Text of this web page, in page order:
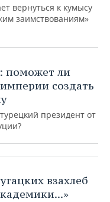
вернуться к кумысу
заимствованиям»
поможет ли
создать
президент от
в
взахлеб